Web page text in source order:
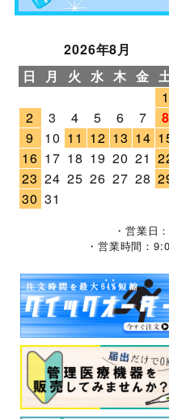
2026年8月
日
月 火 水 木 金
1
2
3 4 5 6 7
8
9
10 11 12 13 14
16 17 18 19 20 21
23 24 25 26 27 28
30 31
・営業日
・営業時間：